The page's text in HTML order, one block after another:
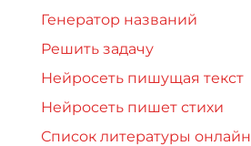
Генератор названий
Решить задачу
Нейросеть пишущая текст
Нейросеть пишет стихи
Список литературы онлайн